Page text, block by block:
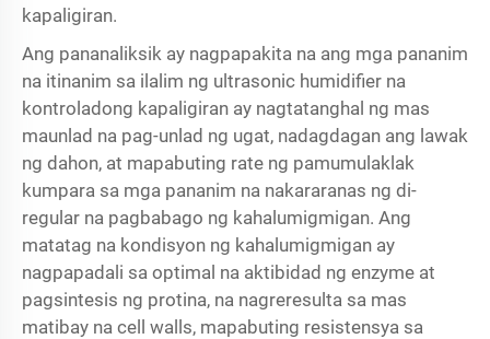
kapaligiran.
Ang pananaliksik ay nagpapakita na ang mga pananim
na itinanim sa ilalim ng ultrasonic humidifier na
kontroladong kapaligiran ay nagtatanghal ng mas
maunlad na pag-unlad ng ugat, nadagdagan ang lawak
ng dahon, at mapabuting rate ng pamumulaklak
kumpara sa mga pananim na nakararanas ng di-
regular na pagbabago ng kahalumigmigan. Ang
matatag na kondisyon ng kahalumigmigan ay
nagpapadali sa optimal na aktibidad ng enzyme at
pagsintesis ng protina, na nagreresulta sa mas
matibay na cell walls, mapabuting resistensya sa